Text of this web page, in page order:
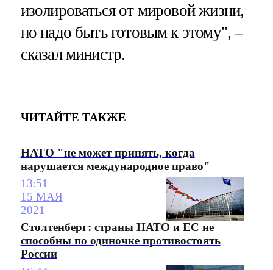
изолироваться от мировой жизни,
но надо быть готовым к этому", –
сказал министр.
ЧИТАЙТЕ ТАКЖЕ
НАТО "не может принять, когда
нарушается международное право"
13:51
15 МАЯ
2021
Столтенберг: страны НАТО и ЕС не
способны по одиночке противостоять
России